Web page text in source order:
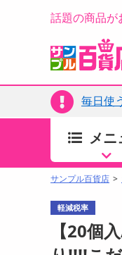
話題の商品が
毎日使
ち
食品・
加工食品
お菓子
メニ
キッチン・日用品
サンプル百貨店
軽減税率
【20個